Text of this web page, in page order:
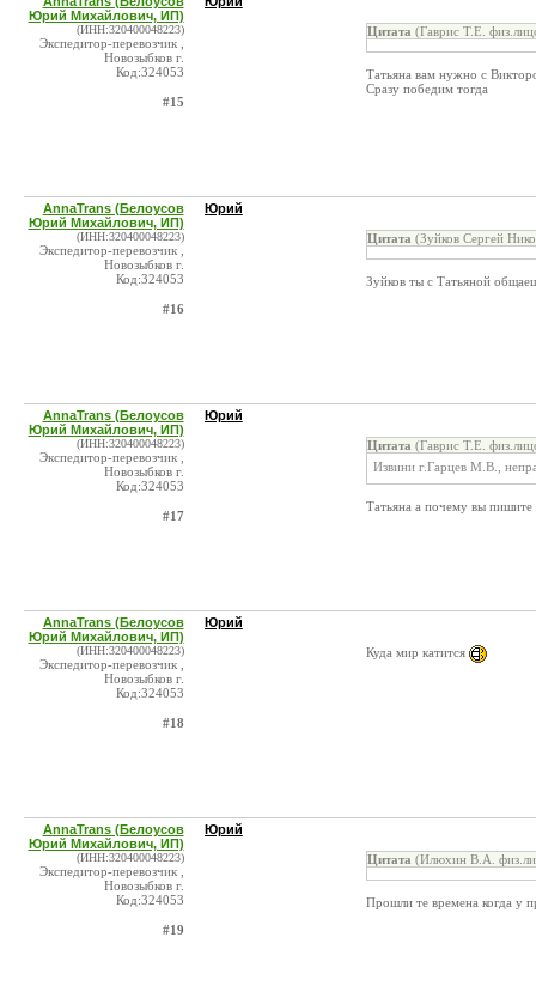
Юрий Михайлович, ИП)
(ИНН:320400048223)
Экспедитор-перевозчик ,
Новозыбков г.
Код:324053
#15
Цитата (Гаврис Т.Е.
Татьяна вам нужно с
Сразу победим тогда
AnnaTrans (Белоусов
Юрий Михайлович, ИП)
(ИНН:320400048223)
Экспедитор-перевозчик ,
Новозыбков г.
Код:324053
#16
Юрий
Цитата (Зуйков Сергей
Зуйков ты с Татьяной
AnnaTrans (Белоусов
Юрий Михайлович, ИП)
(ИНН:320400048223)
Экспедитор-перевозчик ,
Новозыбков г.
Код:324053
#17
Юрий
Цитата (Гаврис Т.Е.
Извини г.Гарцев М.В.,
Татьяна а почему вы пишите
AnnaTrans (Белоусов
Юрий Михайлович, ИП)
(ИНН:320400048223)
Экспедитор-перевозчик ,
Новозыбков г.
Код:324053
#18
Юрий
Куда мир катится
AnnaTrans (Белоусов
Юрий Михайлович, ИП)
(ИНН:320400048223)
Экспедитор-перевозчик ,
Новозыбков г.
Код:324053
#19
Юрий
Цитата (Илюхин В.А.
Прошли те времена когда у